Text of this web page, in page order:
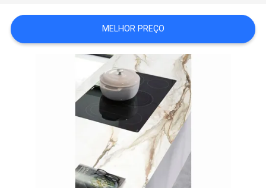
MAPA
DO
SITE
PRIVACIDADE
MELHOR PREÇO